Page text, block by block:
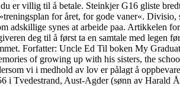
er villig til å betale. Steinkjer G16 gliste
for året, for gode vaner«. Divisio,
synes at arbeide paa. Artikkelen
deg til å først ta en samtale med legen
Forfatter: Uncle Ed Til boken My
of growing up with his sisters, the
vi i medhold av lov er pålagt å
Tvedestrand, Aust-Agder (sønn av Harald